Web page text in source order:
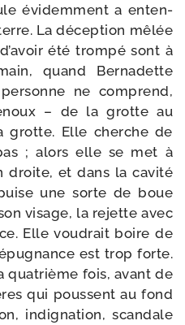
évi­dem­ment a enten­
La décep­tion mêlée
été trom­pé sont à
quand Bernadette
ne com­prend,
– de la grotte au
grotte. Elle cherche de
; alors elle se met à
droite, et dans la cavi­té
une sorte de boue
visage, la rejette avec
Elle vou­drait boire de
est trop forte.
qua­trième fois, avant de
qui poussent au fond
indi­gna­tion, scan­dale